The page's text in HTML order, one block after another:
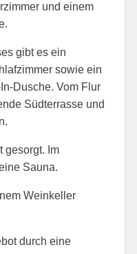
und einem
gibt es ein
sowie ein
Dusche. Vom Flur
Südterrasse und
gesorgt. Im
Sauna.
Weinkeller
durch eine